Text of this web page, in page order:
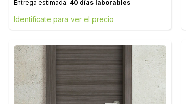
Entrega estimada: 40 días laborables
Identifícate para ver el precio